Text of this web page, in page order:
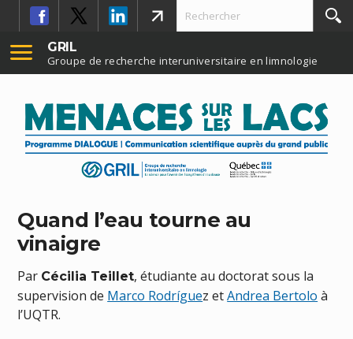
GRIL
Groupe de recherche interuniversitaire en limnologie
Quand l’eau tourne au
vinaigre
Par Cécilia Teillet, étudiante au doctorat sous la
supervision de Marco Rodríguez etAndrea Bertolo à
l’UQTR.